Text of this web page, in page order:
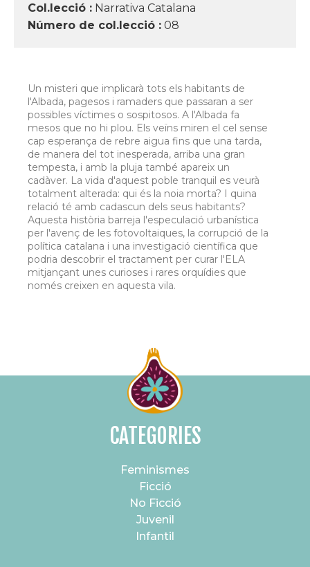
Col.lecció : Narrativa Catalana
Número de col.lecció : 08
Un misteri que implicarà tots els habitants de
l'Albada, pagesos i ramaders que passaran a ser
possibles víctimes o sospitosos. A l'Albada fa
mesos que no hi plou. Els veïns miren el cel sense
cap esperança de rebre aigua fins que una tarda,
de manera del tot inesperada, arriba una gran
tempesta, i amb la pluja també apareix un
cadàver. La vida d'aquest poble tranquil es veurà
totalment alterada: qui és la noia morta? I quina
relació té amb cadascun dels seus habitants?
Aquesta història barreja l'especulació urbanística
per l'avenç de les fotovoltaiques, la corrupció de la
política catalana i una investigació científica que
podria descobrir el tractament per curar l'ELA
mitjançant unes curioses i rares orquídies que
només creixen en aquesta vila.
CATEGORIES
Feminismes
Ficció
No Ficció
Juvenil
Infantil